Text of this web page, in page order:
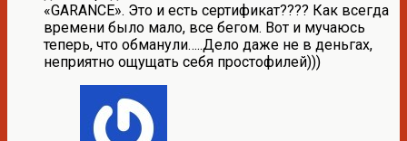
«GARANCE». Это и есть сертификат???? Как всегда
времени было мало, все бегом. Вот и мучаюсь
теперь, что обманули…..Дело даже не в деньгах,
неприятно ощущать себя простофилей)))